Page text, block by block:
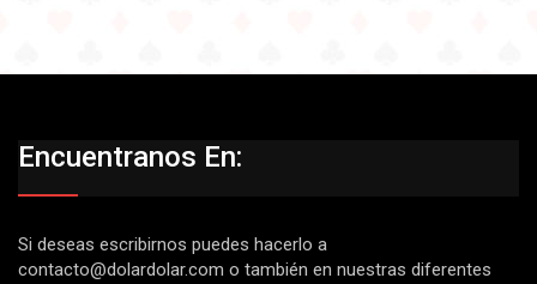
Encuentranos En:
Si deseas escribirnos puedes hacerlo a
contacto@dolardolar.com o también en nuestras diferentes